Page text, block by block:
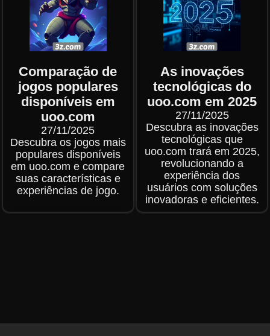
Comparação de
jogos populares
disponíveis em
uoo.com
27/11/2025
Descubra os jogos mais
populares disponíveis
em uoo.com e compare
suas características e
experiências de jogo.
As inovações
tecnológicas do
uoo.com em 2025
27/11/2025
Descubra as inovações
tecnológicas que
uoo.com trará em 2025,
revolucionando a
experiência dos
usuários com soluções
inovadoras e eficientes.